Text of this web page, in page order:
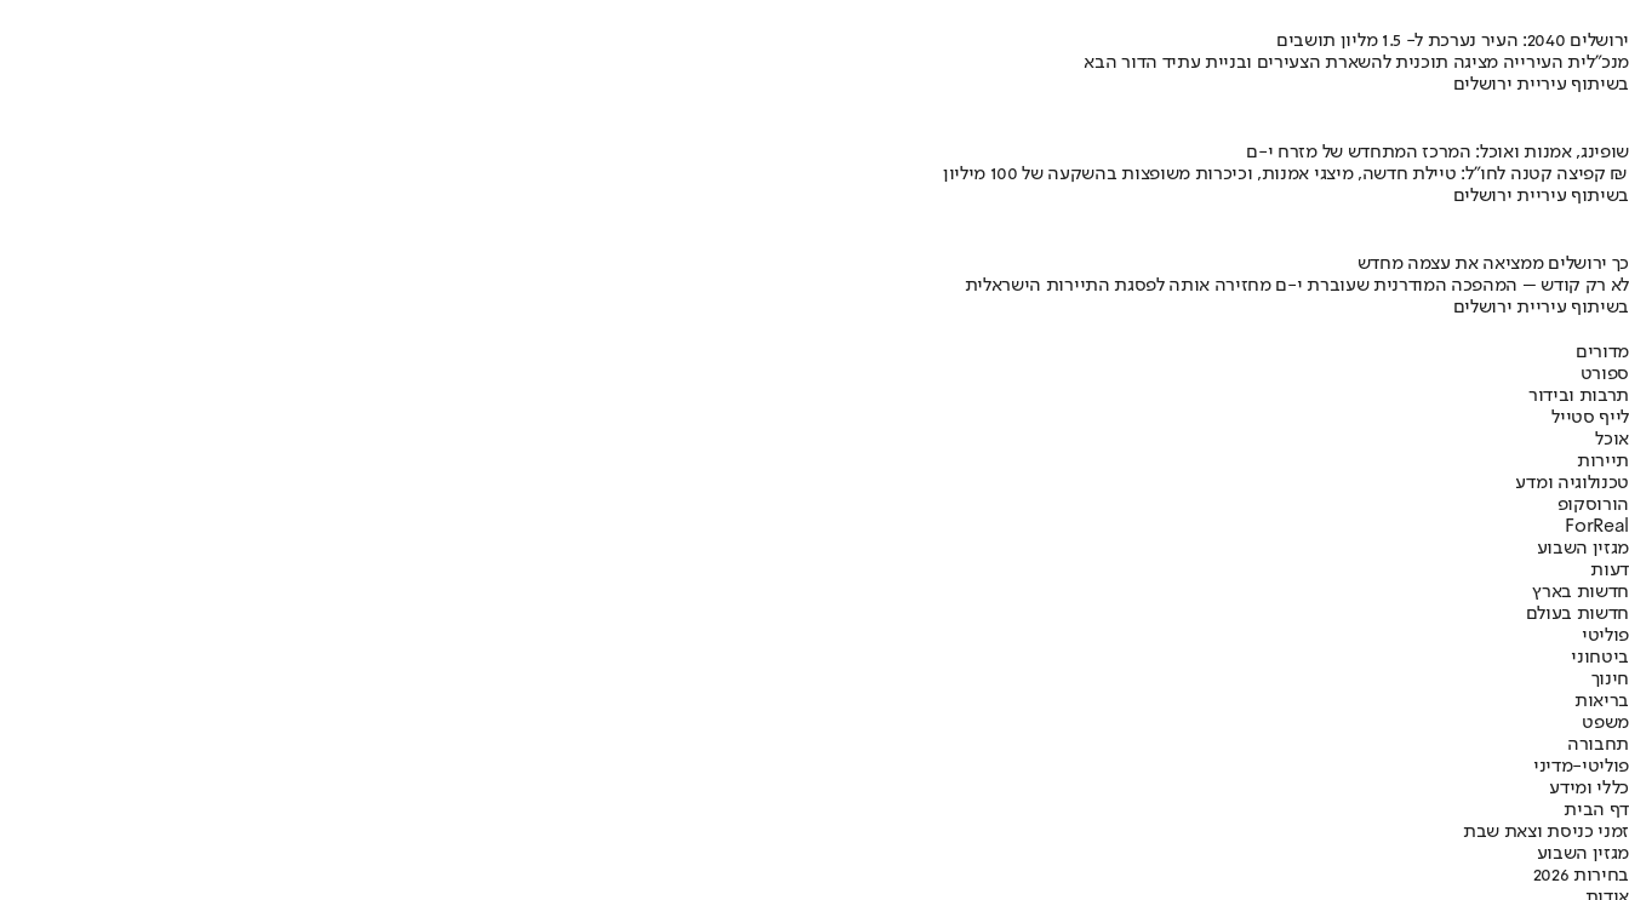
ירושלים 2040: העיר נערכת ל- 1.5 מליון תושבים
מנכ"לית העירייה מציגה תוכנית להשארת הצעירים ובניית עתיד הדור הבא
בשיתוף עיריית ירושלים
שופינג, אמנות ואוכל: המרכז המתחדש של מזרח י-ם
קפיצה קטנה לחו"ל: טיילת חדשה, מיצגי אמנות, וכיכרות משופצות בהשקעה של 100 מיליון ₪
בשיתוף עיריית ירושלים
כך ירושלים ממציאה את עצמה מחדש
לא רק קודש – המהפכה המודרנית שעוברת י-ם מחזירה אותה לפסגת התיירות הישראלית
בשיתוף עיריית ירושלים
מדורים
ספורט
תרבות ובידור
לייף סטייל
אוכל
תיירות
טכנולוגיה ומדע
הורוסקופ
ForReal
מגזין השבוע
דעות
חדשות בארץ
חדשות בעולם
פוליטי
ביטחוני
חינוך
בריאות
משפט
תחבורה
פוליטי-מדיני
כללי ומידע
דף הבית
זמני כניסת וצאת שבת
מגזין השבוע
בחירות 2026